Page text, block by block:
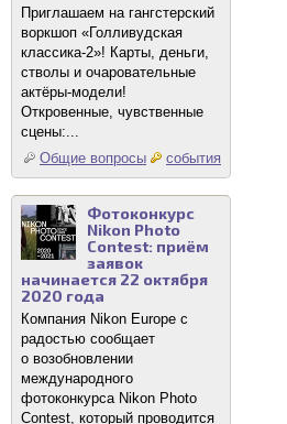
Приглашаем на гангстерский
воркшоп «Голливудская
классика-2»! Карты, деньги,
стволы и очаровательные
актёры-модели!
Откровенные, чувственные
сцены:...
Общие вопросы
события
Фотоконкурс
Nikon Photo
Contest: приём
заявок
начинается 22 октября
2020 года
Компания Nikon Europe с
радостью сообщает
о возобновлении
международного
фотоконкурса Nikon Photo
Contest, который проводится